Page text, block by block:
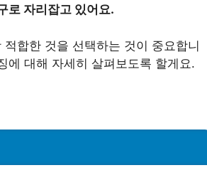
로 자리잡고 있어요.
합한 것을 선택하는 것이 중요합니
에 대해 자세히 살펴보도록 할게요.